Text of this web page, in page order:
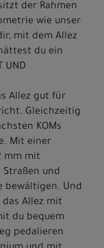
der Rahmen
wie unser
mit dem Allez
du ein
UND
Allez gut für
Gleichzeitig
KOMs
Mit einer
mm mit
und
bewältigen. Und
Allez mit
du bequem
pedalieren